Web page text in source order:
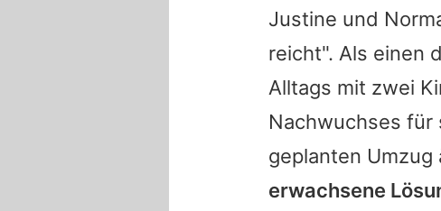
Justine und
reicht". Als einen
Alltags mit zwei
Nachwuchses für
geplanten
erwachsene